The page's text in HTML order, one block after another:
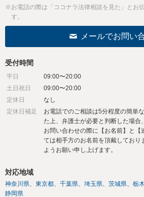
※お電話の際は「ココナラ法律相談を見た」とお
す。
メールでお問い
受付時間
平日
09:00〜20:00
土日祝日
09:00〜20:00
定休日
なし
定休日補足
お電話でのご相談は5分程度の簡単
た上、弁護士が必要と判断した場合
お問い合わせの際に【お名前】と【
ては相手方のお名前を頂戴しており
ようお願い申し上げます。
対応地域
神奈川県 東京都 千葉県 埼玉県 茨城県 栃
静岡県